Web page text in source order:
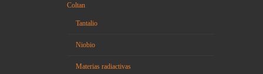
Coltan
Tantalio
Niobio
Materias radiactivas